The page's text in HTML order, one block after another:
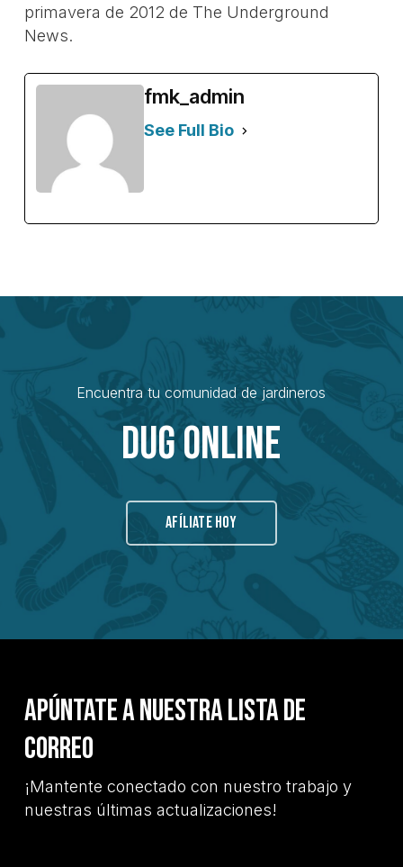
primavera de 2012 de The Underground
News.
fmk_admin
See Full Bio
Encuentra tu comunidad de jardineros
Dug Online
AFÍLIATE HOY
Apúntate a nuestra lista de
correo
¡Mantente conectado con nuestro trabajo y
nuestras últimas actualizaciones!